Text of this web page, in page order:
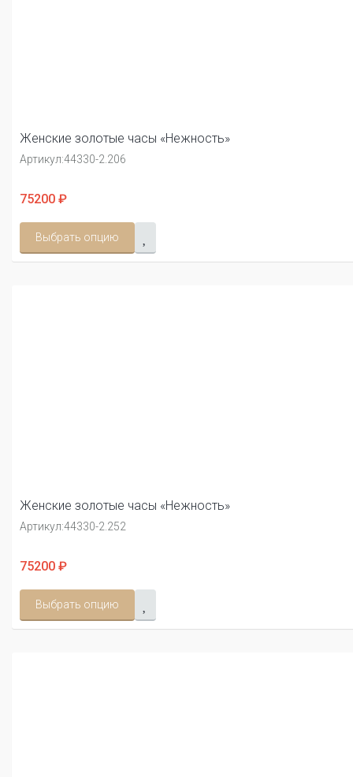
Женские золотые часы «Нежность»
Артикул:44330-2.206
75200 ₽
Выбрать опцию
Женские золотые часы «Нежность»
Артикул:44330-2.252
75200 ₽
Выбрать опцию